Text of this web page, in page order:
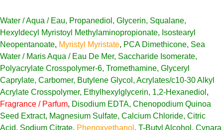
Water / Aqua / Eau, Propanediol, Glycerin, Squalane,
Hexyldecyl Myristoyl Methylaminopropionate, Isostearyl
Neopentanoate, Myristyl Myristate, PCA Dimethicone, Sea
Water / Maris Aqua / Eau De Mer, Saccharide Isomerate,
Polyacrylate Crosspolymer-6, Tromethamine, Glyceryl
Caprylate, Carbomer, Butylene Glycol, Acrylates/c10-30 Alkyl
Acrylate Crosspolymer, Ethylhexylglycerin, 1,2-Hexanediol ,
Fragrance / Parfum, Disodium EDTA, Chenopodium Quinoa
Seed Extract, Magnesium Sulfate, Calcium Chloride, Citric
Acid, Sodium Citrate, Phenoxyethanol , T-Butyl Alcohol, Cynara